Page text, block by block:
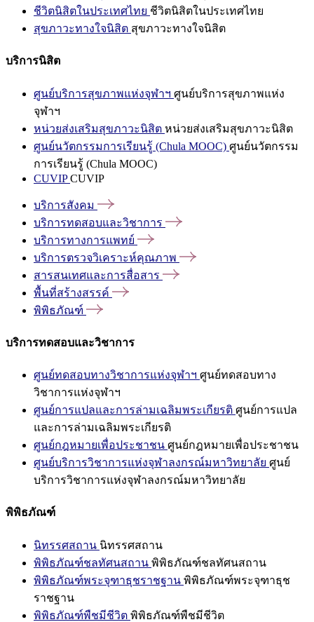
ชีวิตนิสิตในประเทศไทย ชีวิตนิสิตในประเทศไทย
สุขภาวะทางใจนิสิต สุขภาวะทางใจนิสิต
บริการนิสิต
ศูนย์บริการสุขภาพแห่งจุฬาฯ ศูนย์บริการสุขภาพแห่ง
จุฬาฯ
หน่วยส่งเสริมสุขภาวะนิสิต หน่วยส่งเสริมสุขภาวะนิสิต
ศูนย์นวัตกรรมการเรียนรู้ (Chula MOOC) ศูนย์นวัตกรรม
การเรียนรู้ (Chula MOOC)
CUVIPCUVIP
บริการสังคม
บริการทดสอบและวิชาการ
บริการทางการแพทย์
บริการตรวจวิเคราะห์คุณภาพ
สารสนเทศและการสื่อสาร
พื้นที่สร้างสรรค์
พิพิธภัณฑ์
บริการทดสอบและวิชาการ
ศูนย์ทดสอบทางวิชาการแห่งจุฬาฯ ศูนย์ทดสอบทาง
วิชาการแห่งจุฬาฯ
ศูนย์การแปลและการล่ามเฉลิมพระเกียรติ ศูนย์การแปล
และการล่ามเฉลิมพระเกียรติ
ศูนย์กฎหมายเพื่อประชาชน ศูนย์กฎหมายเพื่อประชาชน
ศูนย์บริการวิชาการแห่งจุฬาลงกรณ์มหาวิทยาลัย ศูนย์
บริการวิชาการแห่งจุฬาลงกรณ์มหาวิทยาลัย
พิพิธภัณฑ์
นิทรรศสถาน นิทรรศสถาน
พิพิธภัณฑ์ชลทัศนสถาน พิพิธภัณฑ์ชลทัศนสถาน
พิพิธภัณฑ์พระจุฑาธุชราชฐาน พิพิธภัณฑ์พระจุฑาธุช
ราชฐาน
พิพิธภัณฑ์พืชมีชีวิต พิพิธภัณฑ์พืชมีชีวิต